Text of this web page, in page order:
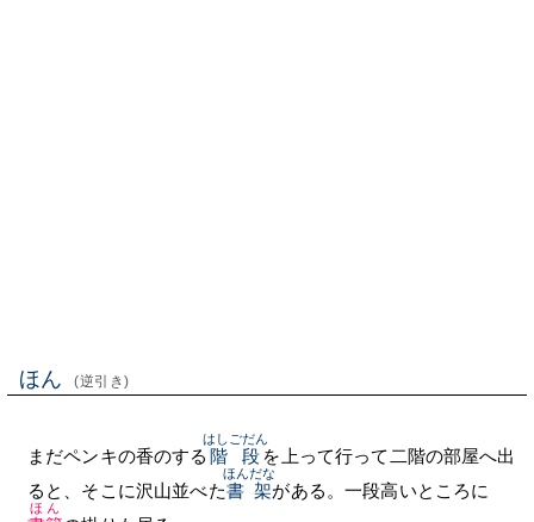
ほん (逆引き)
まだペンキの香のする 階段
はしごだん
を上って行って二階の部屋へ出
ると、そこに沢山並べた書架
ほんだな
がある。一段高いところに
ほん